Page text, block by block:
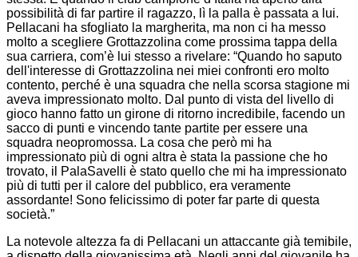
possibilità di far partire il ragazzo, lì la palla è passata a lui.
Pellacani ha sfogliato la margherita, ma non ci ha messo
molto a scegliere Grottazzolina come prossima tappa della
sua carriera, com’è lui stesso a rivelare: “Quando ho saputo
dell'interesse di Grottazzolina nei miei confronti ero molto
contento, perché è una squadra che nella scorsa stagione mi
aveva impressionato molto. Dal punto di vista del livello di
gioco hanno fatto un girone di ritorno incredibile, facendo un
sacco di punti e vincendo tante partite per essere una
squadra neopromossa. La cosa che però mi ha
impressionato più di ogni altra è stata la passione che ho
trovato, il PalaSavelli è stato quello che mi ha impressionato
più di tutti per il calore del pubblico, era veramente
assordante! Sono felicissimo di poter far parte di questa
società.”
La notevole altezza fa di Pellacani un attaccante già temibile,